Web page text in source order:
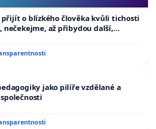
přijít o blízkého člověka kvůli tichosti
až přibydou další,
auta!
jako pilíře vzdělané a